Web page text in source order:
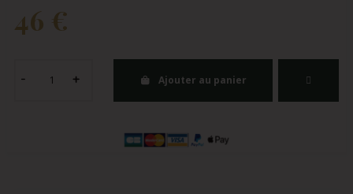
46 €
Ajouter au panier